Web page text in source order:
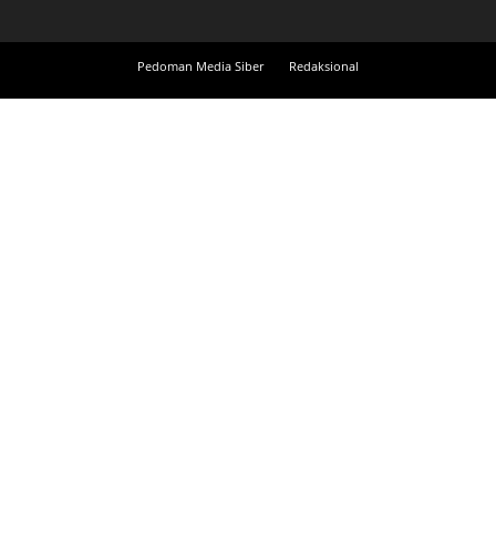
Pedoman Media Siber Redaksional